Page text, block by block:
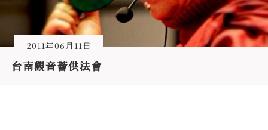
2011年06月11日
台南觀音薈供法會